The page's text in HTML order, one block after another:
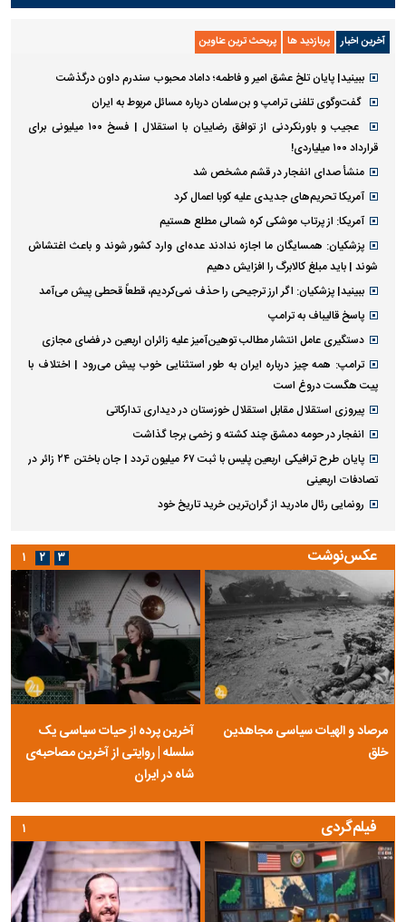
آخرین اخبار پربازدید ها پربحث ترین عناوین
ببینید| پایان تلخ عشق امیر و فاطمه؛ داماد محبوب سندرم داون درگذشت
گفت‌وگوی تلفنی ترامپ و بن‌سلمان درباره مسائل مربوط به ایران
عجیب و باورنکردنی از توافق رضاییان با استقلال | فسخ ۱۰۰ میلیونی برای
قرارداد ۱۰۰ میلیاردی!
منشأ صدای انفجار در قشم مشخص شد
آمریکا تحریم‌های جدیدی علیه کوبا اعمال کرد
آمریکا: از پرتاب موشکی کره شمالی مطلع هستیم
پزشکیان: همسایگان ما اجازه ندادند عده‌ای وارد کشور شوند و باعث اغتشاش
شوند | باید مبلغ کالابرگ را افزایش دهیم
ببینید| پزشکیان: اگر ارز ترجیحی را حذف نمی‌کردیم، قطعاً قحطی پیش می‌آمد
پاسخ قالیباف به ترامپ
دستگیری عامل انتشار مطالب توهین‌آمیز علیه زائران اربعین در فضای مجازی
ترامپ: همه چیز درباره ایران به طور استثنایی خوب پیش می‌رود | اختلاف با
پیت هگست دروغ است
پیروزی استقلال مقابل استقلال خوزستان در دیداری تدارکاتی
انفجار در حومه دمشق چند کشته و زخمی برجا گذاشت
پایان طرح ترافیکی اربعین پلیس با ثبت ۶۷ میلیون تردد | جان باختن ۲۴ زائر در
تصادفات اربعینی
رونمایی رئال مادرید از گران‌ترین خرید تاریخ خود
عکس‌نوشت
مرصاد و الهیات سیاسی مجاهدین
خلق
آخرین پرده از حیات سیاسی یک
سلسله | روایتی از آخرین مصاحبه‌ی
شاه در ایران
۱ ۲ ۳
فیلم‌گردی ۱